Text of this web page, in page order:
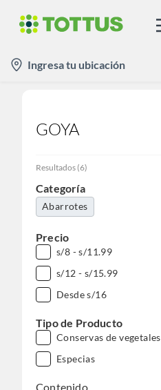
location-
icon
Ingresa tu ubicación
GOYA
Resultados (6)
Categoría
Abarrotes
Precio
s/8 - s/11.99
s/12 - s/15.99
Desde s/16
Tipo de Producto
Conservas de vegetales
Especias
Contenido